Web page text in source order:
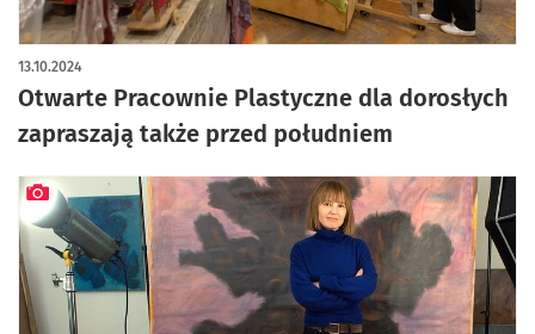
Otwarte Pracownie Plastyczne dla dorosłych
zapraszają także przed południem
13.10.2024
artykuł z galerią zdjęć